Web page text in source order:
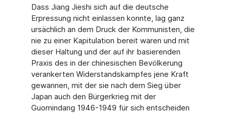
Dass Jiang Jieshi sich auf die deutsche
Erpressung nicht einlassen konnte, lag ganz
ursächlich an dem Druck der Kommunisten, die
nie zu einer Kapitulation bereit waren und mit
dieser Haltung und der auf ihr basierenden
Praxis des in der chinesischen Bevölkerung
verankerten Widerstandskampfes jene Kraft
gewannen, mit der sie nach dem Sieg über
Japan auch den Bürgerkrieg mit der
Guomindang 1946-1949 für sich entscheiden